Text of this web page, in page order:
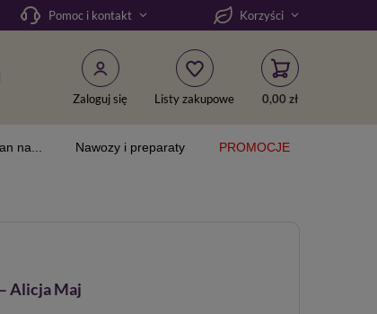
Pomoc i kontakt Korzyści
Zaloguj się Listy zakupowe 0,00 zł
na... Nawozy i preparaty PROMOCJE
Alicja Maj
– Alicja Maj
DODAJ DO KOSZYKA